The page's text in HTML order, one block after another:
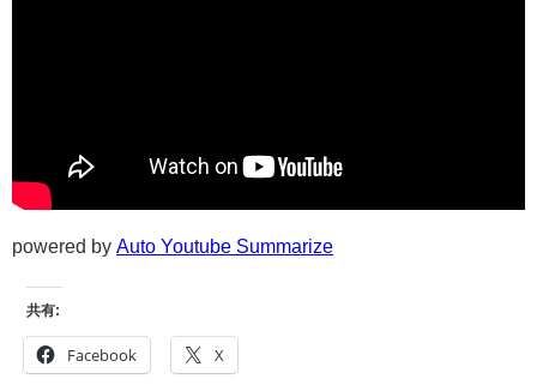
powered by Auto Youtube Summarize
共有:
Facebook X